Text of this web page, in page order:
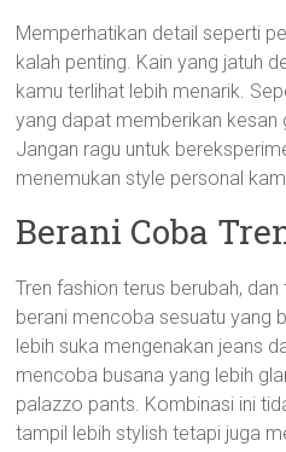
Memperhatikan detail seperti
kalah penting. Kain yang jatuh
kamu terlihat lebih menarik.
yang dapat memberikan kesan
Jangan ragu untuk
menemukan style personal
Berani Coba
Tren fashion terus berubah,
berani mencoba sesuatu yang
lebih suka mengenakan jeans
mencoba busana yang lebih
palazzo pants. Kombinasi ini
tampil lebih stylish tetapi juga